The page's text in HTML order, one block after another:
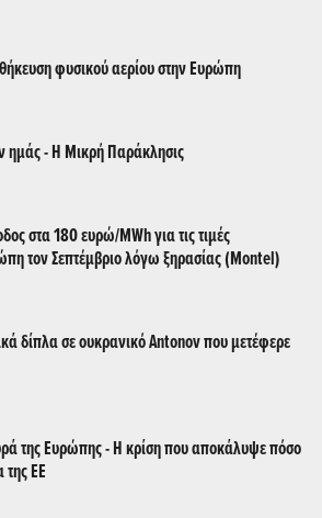
φυσικού αερίου στην Ευρώπη
ημάς - Η Μικρή Παράκλησις
στα 180 ευρώ/MWh για τις τιμές
τον Σεπτέμβριο λόγω ξηρασίας (Montel)
δίπλα σε ουκρανικό Antonov που μετέφερε
της Ευρώπης - Η κρίση που αποκάλυψε πόσο
ΕΕ